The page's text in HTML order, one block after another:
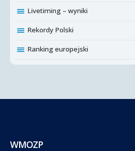
Livetiming – wyniki
Rekordy Polski
Ranking europejski
WMOZP